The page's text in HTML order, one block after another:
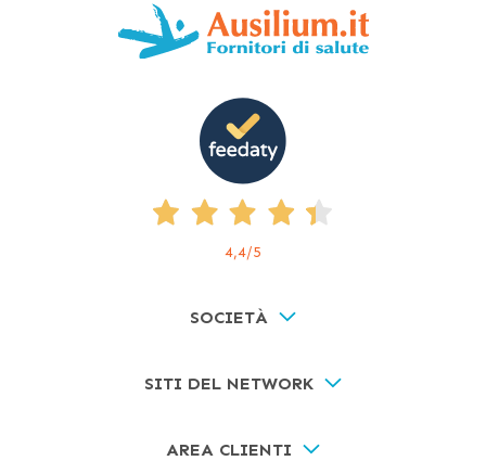
4,4/5
SOCIETÀ
SITI DEL NETWORK
AREA CLIENTI